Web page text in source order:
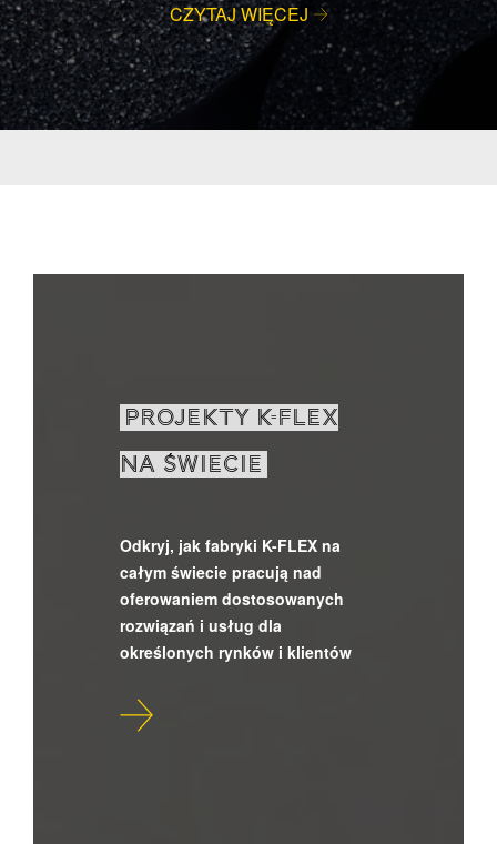
CZYTAJ WIĘCEJ
PROJEKTY K-FLEX
NA ŚWIECIE
Odkryj, jak fabryki K-FLEX na
całym świecie pracują nad
oferowaniem dostosowanych
rozwiązań i usług dla
określonych rynków i klientów